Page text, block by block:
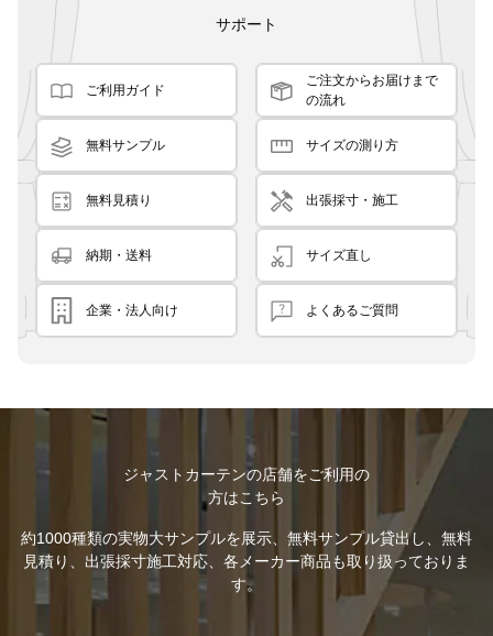
サポート
ご利用ガイド
ご注文からお届けまで
の流れ
無料サンプル サイズの測り方
無料見積り 出張採寸・施工
納期・送料 サイズ直し
企業・法人向け よくあるご質問
ジャストカーテンの店舗をご利用の
方はこちら
約1000種類の実物大サンプルを展示、無料サンプル貸出し、無料
見積り、出張採寸施工対応、各メーカー商品も取り扱っておりま
す。